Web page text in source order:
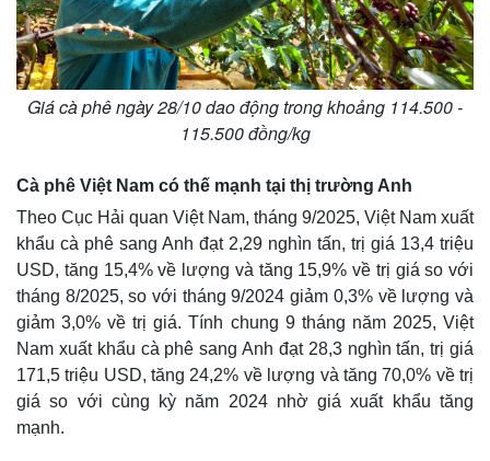
Hồ sơ
E-Magazine
Infographic
Giá cà phê ngày 28/10 dao động trong khoảng 114.500 -
115.500 đồng/kg
Cà phê Việt Nam có thế mạnh tại thị trường Anh
Theo Cục Hải quan Việt Nam, tháng 9/2025, Việt Nam xuất
khẩu cà phê sang Anh đạt 2,29 nghìn tấn, trị giá 13,4 triệu
USD, tăng 15,4% về lượng và tăng 15,9% về trị giá so với
tháng 8/2025, so với tháng 9/2024 giảm 0,3% về lượng và
giảm 3,0% về trị giá. Tính chung 9 tháng năm 2025, Việt
Nam xuất khẩu cà phê sang Anh đạt 28,3 nghìn tấn, trị giá
171,5 triệu USD, tăng 24,2% về lượng và tăng 70,0% về trị
giá so với cùng kỳ năm 2024 nhờ giá xuất khẩu tăng
mạnh.